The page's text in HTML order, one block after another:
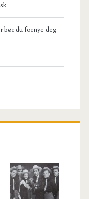
bør du fornye deg